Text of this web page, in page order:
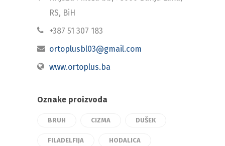
RS, BiH
+387 51 307 183
ortoplusbl03@gmail.com
www.ortoplus.ba
Oznake proizvoda
BRUH CIZMA DUŠEK
FILADELFIJA HODALICA